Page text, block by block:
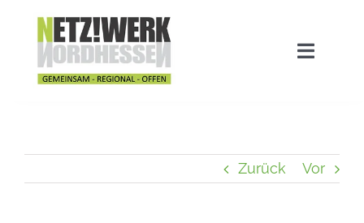
springen
Zurück Vor